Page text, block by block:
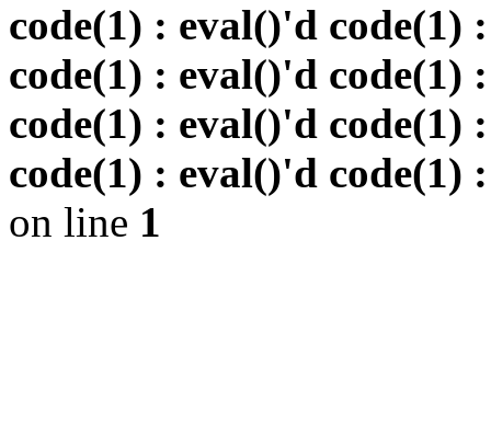
code(1) : eval()'d code(1)
code(1) : eval()'d code(1)
code(1) : eval()'d code(1)
code(1) : eval()'d code(1)
on line 1